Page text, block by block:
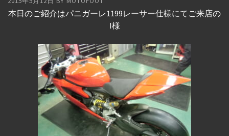
本日のご紹介はパニガーレ1199レーサー仕様にてご来店の
I様